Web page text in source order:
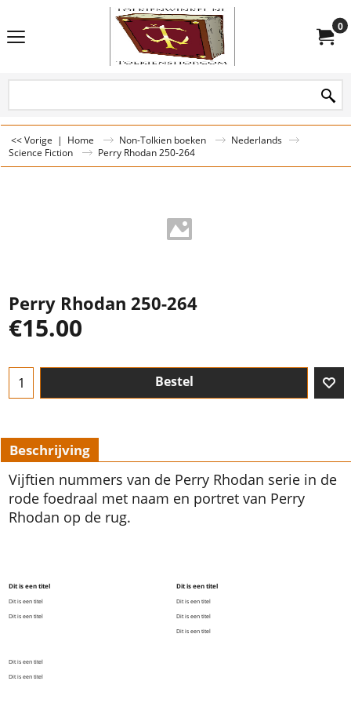
0
<< Vorige | Home Non-Tolkien boeken
Nederlands
Science Fiction
Perry Rhodan 250-264
Perry Rhodan 250-264
€15.00
Bestel
Beschrijving
Vijftien nummers van de Perry Rhodan serie in de
rode foedraal met naam en portret van Perry
Rhodan op de rug.
Dit is een titel
Dit is een titel
Dit is een titel
Dit is een titel
Dit is een titel
Dit is een titel
Dit is een titel
Dit is een titel
Dit is een titel